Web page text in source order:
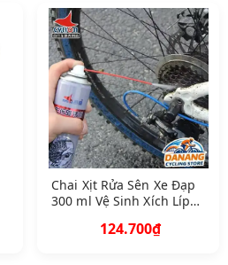
Chai Xịt Rửa Sên Xe Đạp
300 ml Vệ Sinh Xích Líp
124.700₫